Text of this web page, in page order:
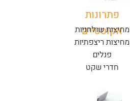
פתרונות
אקוסטיים
מחיצות שולחניות
מחיצות ריצפתיות
פנלים
חדרי שקט